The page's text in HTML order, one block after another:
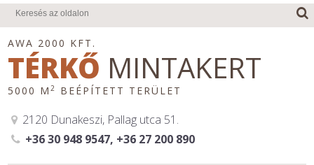
AWA 2000 KFT.
TÉRKŐ MINTAKERT
5000 M2 BEÉPÍTETT TERÜLET
2120 Dunakeszi, Pallag utca 51.
+36 30 948 9547, +36 27 200 890